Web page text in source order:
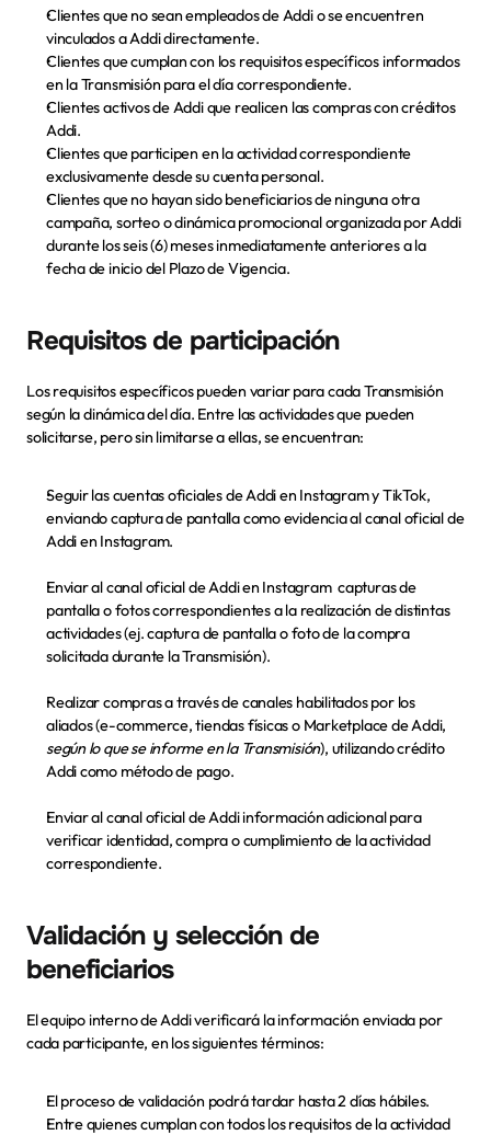
Clientes que no sean empleados de Addi o se encuentren
vinculados a Addi directamente.
Clientes que cumplan con los requisitos específicos informados
en la Transmisión para el día correspondiente.
Clientes activos de Addi que realicen las compras con créditos
Addi.
Clientes que participen en la actividad correspondiente
exclusivamente desde su cuenta personal.
Clientes que no hayan sido beneficiarios de ninguna otra
campaña, sorteo o dinámica promocional organizada por Addi
durante los seis (6) meses inmediatamente anteriores a la
fecha de inicio del Plazo de Vigencia.
Requisitos de participación
Los requisitos específicos pueden variar para cada Transmisión
según la dinámica del día. Entre las actividades que pueden
solicitarse, pero sin limitarse a ellas, se encuentran:
Seguir las cuentas oficiales de Addi en Instagram y TikTok,
enviando captura de pantalla como evidencia al canal oficial de
Addi en Instagram.
Enviar al canal oficial de Addi en Instagram  capturas de
pantalla o fotos correspondientes a la realización de distintas
actividades (ej. captura de pantalla o foto de la compra
solicitada durante la Transmisión).
Realizar compras a través de canales habilitados por los
según lo que se informe en la Transmisión), utilizando crédito
Addi como método de pago.
Enviar al canal oficial de Addi información adicional para
verificar identidad, compra o cumplimiento de la actividad
correspondiente.
Validación y selección de
beneficiarios
El equipo interno de Addi verificará la información enviada por
cada participante, en los siguientes términos:
El proceso de validación podrá tardar hasta 2 días hábiles.
Entre quienes cumplan con todos los requisitos de la actividad